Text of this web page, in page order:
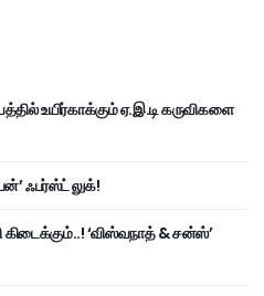
உயிர்காக்கும் ஏ.இ.டி கருவிகளை
ஃபர்ஸ்ட் லுக்!
‘விஸ்வநாத் & சன்ஸ்’